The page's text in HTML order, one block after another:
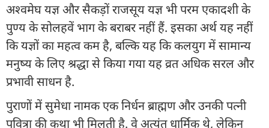
अश्वमेघ यज्ञ और सैकड़ों राजसूय यज्ञ भी परम एकादशी के
पुण्य के सोलहवें भाग के बराबर नहीं हैं. इसका अर्थ यह नहीं
कि यज्ञों का महत्व कम है, बल्कि यह कि कलयुग में सामान्य
मनुष्य के लिए श्रद्धा से किया गया यह व्रत अधिक सरल और
प्रभावी साधन है.
पुराणों में सुमेधा नामक एक निर्धन ब्राह्मण और उनकी पत्नी
पवित्रा की कथा भी मिलती है. वे अत्यंत धार्मिक थे, लेकिन